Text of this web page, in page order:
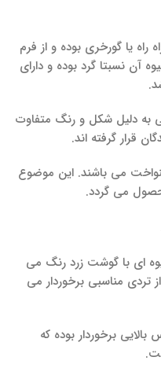
راه یا گورخری بوده و از فرم
آن نسبتا گرد بوده و دارای
به دلیل شکل و رنگ متفاوت
قرار گرفته اند.
می باشند. این موضوع
می گردد.
ای با گوشت زرد رنگ می
تردی مناسبی برخوردار می
برخوردار بوده که